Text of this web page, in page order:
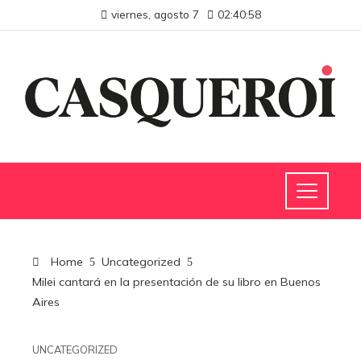
viernes, agosto 7 02:40:59
Home
Uncategorized
Milei cantará en la presentación de su libro en Buenos
Aires
UNCATEGORIZED